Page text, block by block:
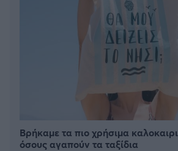
Βρήκαμε τα πιο χρήσιμα
όσους αγαπούν τα ταξίδια